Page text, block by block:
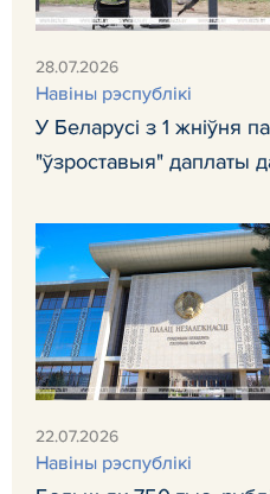
28.07.2026
Навiны рэспублiкi
У Беларусі з 1 жніўня
"ўзроставыя" даплаты
22.07.2026
Навiны рэспублiкi